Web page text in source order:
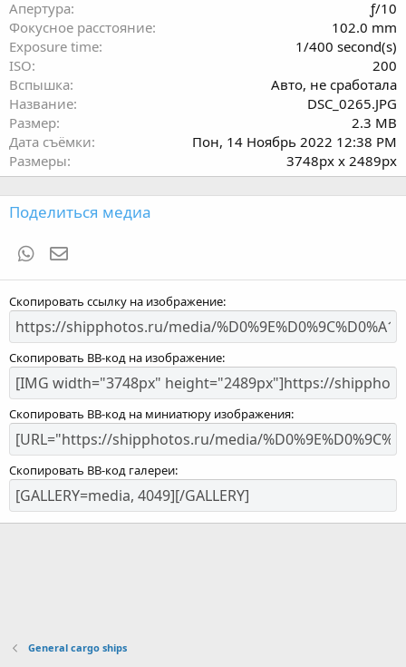
Апертура
ƒ/10
Фокусное расстояние
102.0 mm
Exposure time
1/400 second(s)
ISO
200
Вспышка
Авто, не сработала
Название
DSC_0265.JPG
Размер
2.3 MB
Дата съёмки
Пон, 14 Ноябрь 2022 12:38 PM
Размеры
3748px x 2489px
Поделиться медиа
WhatsApp
Скопировать ссылку на изображение
Скопировать BB-код на изображение
Скопировать BB-код на миниатюру изображения
Скопировать BB-код галереи
General cargo ships